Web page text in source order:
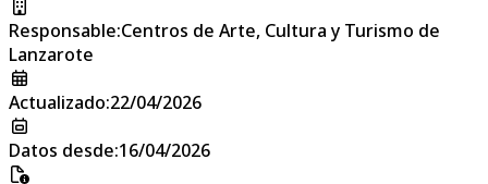
Responsable:Centros de Arte, Cultura y Turismo de
Lanzarote
Actualizado:22/04/2026
Datos desde:16/04/2026